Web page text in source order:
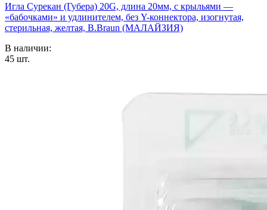
Игла Сурекан (Губера) 20G, длина 20мм, с крыльями —
«бабочками» и удлинителем, без Y-коннектора, изогнутая,
стерильная, желтая, B.Braun (МАЛАЙЗИЯ)
В наличии:
45 шт.